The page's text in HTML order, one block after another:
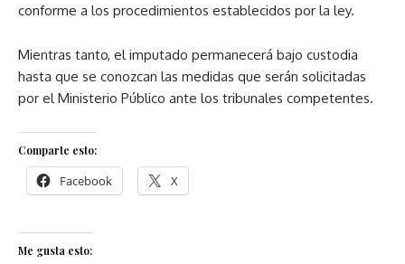
conforme a los procedimientos establecidos por la ley.
Mientras tanto, el imputado permanecerá bajo custodia
hasta que se conozcan las medidas que serán solicitadas
por el Ministerio Público ante los tribunales competentes.
Comparte esto:
Facebook X
Me gusta esto: